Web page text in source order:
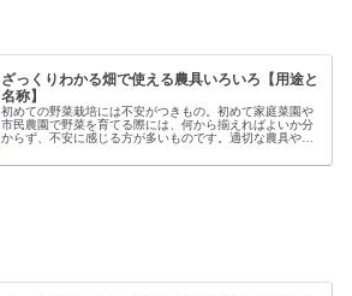
ざっくりわかる畑で使える農具いろいろ【用途と
名称】
初めての野菜栽培には不安がつきもの。初めて家庭菜園や
市民農園で野菜を育てる際には、何から揃えればよいか分
からず、不安に感じる方が多いものです。適切な農具や資
しますが、種類も多く、初心者には...